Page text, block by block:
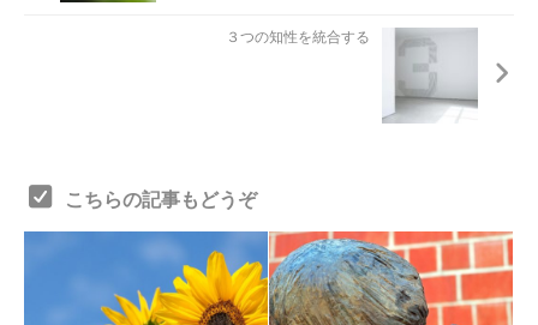
３つの知性を統合する
こちらの記事もどうぞ